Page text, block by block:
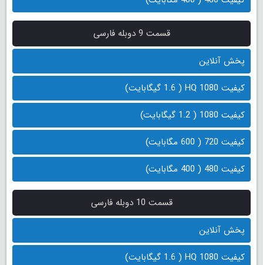
قسمت 9 دوبله فارسی
پخش آنلاین
کیفیت 1080 HQ ( 1.6 گیگابایت)
کیفیت 1080 ( 1.2 گیگابایت)
کیفیت 720 ( 600 مگابایت)
کیفیت 480 ( 400 مگابایت)
قسمت 10 دوبله فارسی
پخش آنلاین
کیفیت 1080 HQ ( 1.6 گیگابایت)